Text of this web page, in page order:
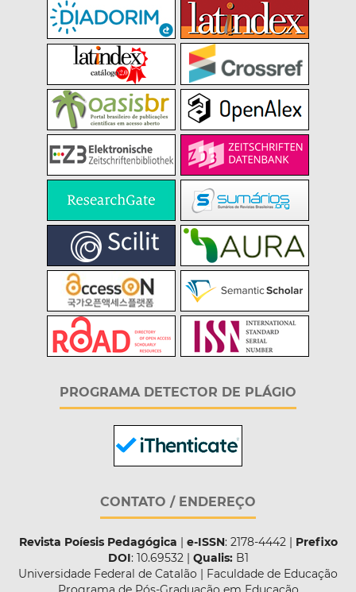
PROGRAMA DETECTOR DE PLÁGIO
CONTATO / ENDEREÇO
Revista Poíesis Pedagógica | e-ISSN: 2178-4442 | Prefixo
DOI: 10.69532 | Qualis:B1
Universidade Federal de Catalão | Faculdade de Educação